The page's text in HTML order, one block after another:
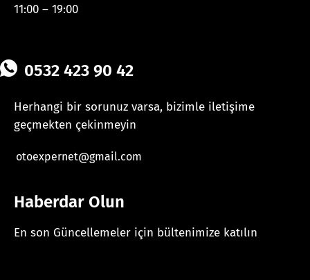
11:00 – 19:00
0532 423 90 42
Herhangi bir sorunuz varsa, bizimle iletişime
geçmekten çekinmeyin
otoexpernet@gmail.com
Haberdar Olun
En son Güncellemeler için bültenimize katılın